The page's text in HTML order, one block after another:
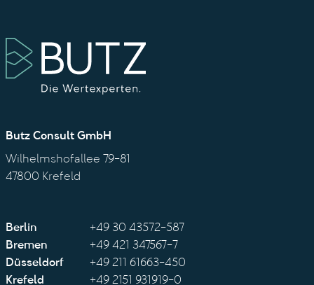
Butz Consult GmbH
Wilhelmshofallee 79-81
47800 Krefeld
Berlin
+49 30 43572-587
Bremen
+49 421 347567-7
Düsseldorf
+49 211 61663-450
Krefeld
+49 2151 931919-0